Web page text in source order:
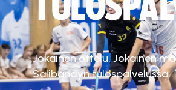
Jokainen ottelu. Jokainen
Salibandyn tulospalvelussa.